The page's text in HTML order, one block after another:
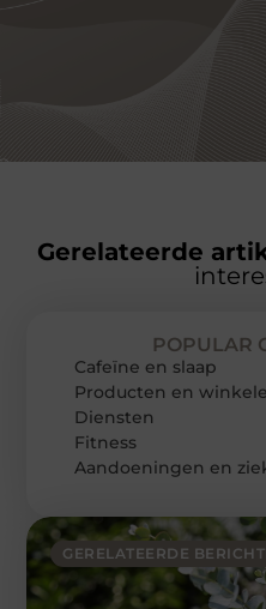
Gerelateerde
GERELATEERDE
POPULAR
Cafeïne en slaap
Producten en
Diensten
Fitness
Aandoeningen en